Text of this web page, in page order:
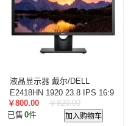
叠云/Cloudecker
蓝胜卡顿/
惠科/HKC
索诺克/Sonnoc
歌派/GEPAD
英士/inASK
顶尖/
液晶显示器 戴尔/DELL
E2418HN 1920 23.8 IPS 16:9
1080
￥800.00
￥820.00
已售 0件 加入购物车